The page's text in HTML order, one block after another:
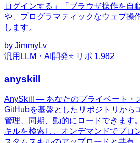
ログインする」「ブラウザ操作を自
や、プログラマティックなウェブ操
します。
by JimmyLv
汎用 LLM・AI開発⭐ リポ 1,982
anyskill
AnySkill — あなたのプライベート・
GitHubを基盤としたリポジトリから
管理、同期、動的にロードできます
キルを検索し、オンデマンドでプロ